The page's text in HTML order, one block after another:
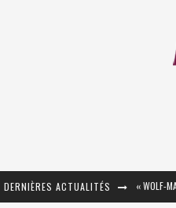
DERNIÈRES ACTUALITÉS